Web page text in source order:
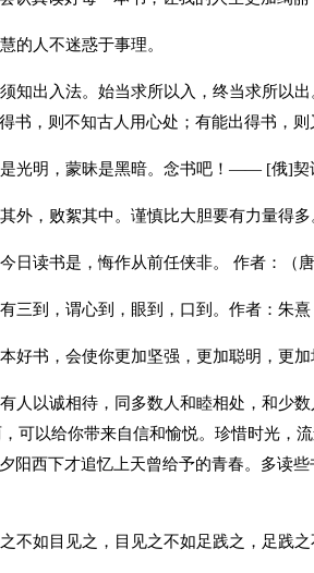
的人不迷惑于事理。
知出入法。始当求所以入，终当求所以
书，则不知古人用心处；有能出得书，
光明，蒙昧是黑暗。念书吧！—— [俄]契
外，败絮其中。谨慎比大胆要有力量得多
日读书是，悔作从前任侠非。 作者：（
三到，谓心到，眼到，口到。作者：朱熹
好书，会使你更加坚强，更加聪明，更
人以诚相待，同多数人和睦相处，和少
可以给你带来自信和愉悦。珍惜时光，
阳西下才追忆上天曾给予的青春。多读
不如目见之，目见之不如足践之，足践之